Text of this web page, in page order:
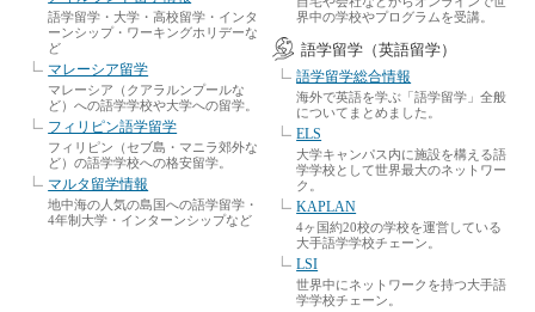
語学留学・大学・高校留学・インタ
ーンシップ・ワーキングホリデーな
ど
マレーシア留学
マレーシア（クアラルンプールな
ど）への語学学校や大学への留学。
フィリピン語学留学
フィリピン（セブ島・マニラ郊外な
ど）の語学学校への格安留学。
マルタ留学情報
地中海の人気の島国への語学留学・
4年制大学・インターンシップなど
界中の学校やプログラムを受講。
語学留学（英語留学）
語学留学総合情報
海外で英語を学ぶ「語学留学」全般
についてまとめました。
ELS
大学キャンパス内に施設を構える語
学学校として世界最大のネットワー
ク。
KAPLAN
4ヶ国約20校の学校を運営している
大手語学学校チェーン。
LSI
世界中にネットワークを持つ大手語
学学校チェーン。